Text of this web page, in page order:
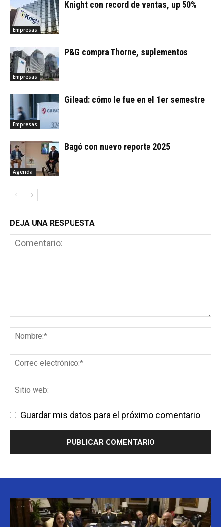
Empresas
Knight con record de ventas, up 50%
Empresas
P&G compra Thorne, suplementos
Empresas
Gilead: cómo le fue en el 1er semestre
Agenda
Bagó con nuevo reporte 2025
DEJA UNA RESPUESTA
Guardar mis datos para el próximo comentario